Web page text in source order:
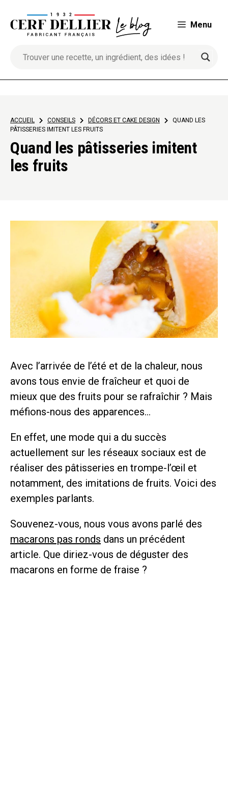
contenu
Menu
ACCUEIL > CONSEILS > DÉCORS ET CAKE DESIGN >
QUAND LES
PÂTISSERIES IMITENT LES FRUITS
Quand les pâtisseries imitent
les fruits
Avec l’arrivée de l’été et de la chaleur, nous
avons tous envie de fraîcheur et quoi de
mieux que des fruits pour se rafraîchir ? Mais
méfions-nous des apparences…
En effet, une mode qui a du succès
actuellement sur les réseaux sociaux est de
réaliser des pâtisseries en trompe-l’œil et
notamment, des imitations de fruits. Voici des
exemples parlants.
Souvenez-vous, nous vous avons parlé des
macarons pas ronds dans un précédent
article. Que diriez-vous de déguster des
macarons en forme de fraise ?